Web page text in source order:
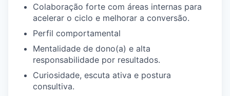
Colaboração forte com áreas internas para
acelerar o ciclo e melhorar a conversão.
Perfil comportamental
Mentalidade de dono(a) e alta
responsabilidade por resultados.
Curiosidade, escuta ativa e postura
consultiva.